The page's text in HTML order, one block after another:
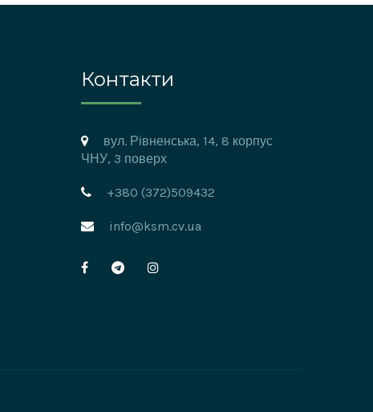
Контакти
вул. Рівненська, 14, 8 корпус
ЧНУ, 3 поверх
+380 (372)509432
info@ksm.cv.ua